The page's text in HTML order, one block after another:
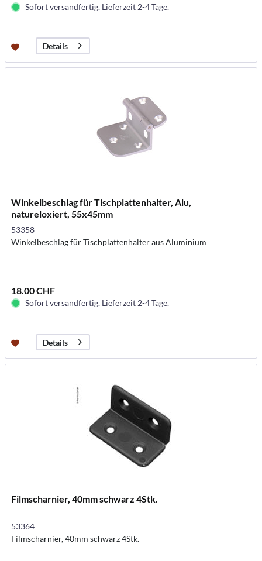
Sofort versandfertig. Lieferzeit 2-4 Tage.
Details
Winkelbeschlag für Tischplattenhalter, Alu,
natureloxiert, 55x45mm
53358
Winkelbeschlag für Tischplattenhalter aus Aluminium
18.00 CHF
Sofort versandfertig. Lieferzeit 2-4 Tage.
Details
Filmscharnier, 40mm schwarz 4Stk.
53364
Filmscharnier, 40mm schwarz 4Stk.